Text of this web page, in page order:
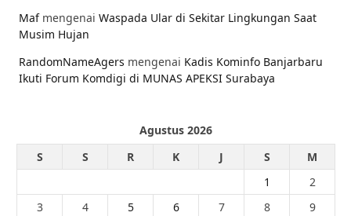
Mafmengenai Waspada Ular di Sekitar Lingkungan Saat
Musim Hujan
RandomNameAgers mengenai Kadis Kominfo Banjarbaru
Ikuti Forum Komdigi di MUNAS APEKSI Surabaya
Agustus 2026
S
S R K J S
M
1
2
3
4 5 6 7 8
9